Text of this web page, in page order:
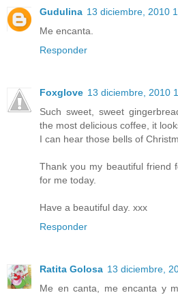
Gudulina 13 diciembre, 2010
Me encanta.
Responder
Foxglove 13 diciembre, 2010
Such sweet, sweet
the most delicious coffee, it
I can hear those bells of
Thank you my beautiful friend
for me today.
Have a beautiful day. xxx
Responder
Ratita Golosa 13 diciembre,
Me en canta, me encanta y